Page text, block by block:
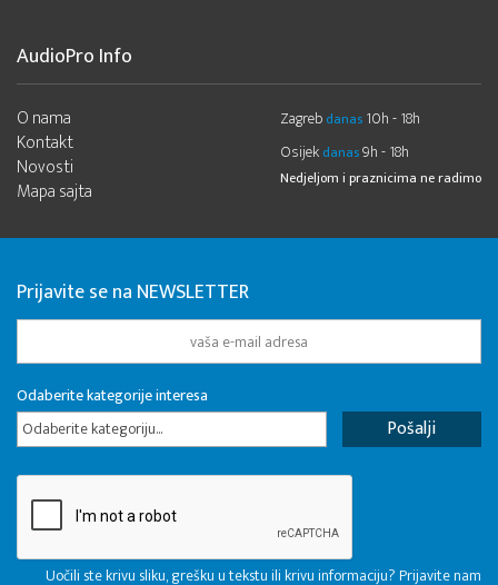
AudioPro Info
O nama
Kontakt
Novosti
Mapa sajta
Zagreb danas 10h - 18h
Osijek danas9h - 18h
Nedjeljom i praznicima ne radimo
Prijavite se na NEWSLETTER
Odaberite kategorije interesa
Odaberite kategoriju...
Uočili ste krivu sliku, grešku u tekstu ili krivu informaciju? Prijavite nam